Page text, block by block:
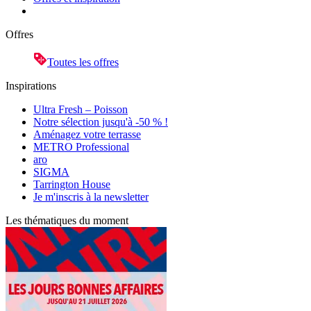
Offres
Toutes les offres
Inspirations
Ultra Fresh – Poisson
Notre sélection jusqu'à -50 % !
Aménagez votre terrasse
METRO Professional
aro
SIGMA
Tarrington House
Je m'inscris à la newsletter
Les thématiques du moment